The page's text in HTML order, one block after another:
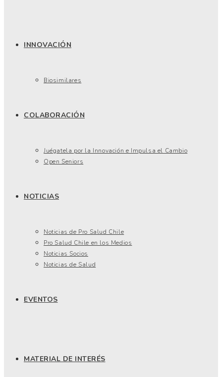
INNOVACIÓN
Biosimilares
COLABORACIÓN
Juégatela por la Innovación e Impulsa el Cambio
Open Seniors
NOTICIAS
Noticias de Pro Salud Chile
Pro Salud Chile en los Medios
Noticias Socios
Noticias de Salud
EVENTOS
MATERIAL DE INTERÉS